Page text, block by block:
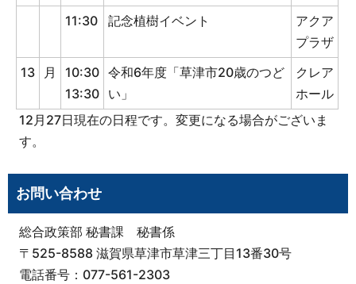
11:30
記念植樹イベント
アクア
プラザ
13
月
10:30
13:30
令和6年度「草津市20歳のつど
い」
クレア
ホール
12月27日現在の日程です。変更になる場合がございま
す。
お問い合わせ
総合政策部 秘書課 秘書係
〒525-8588 滋賀県草津市草津三丁目13番30号
電話番号：077-561-2303